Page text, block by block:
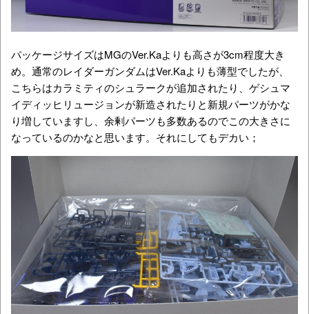
パッケージサイズはMGのVer.Kaよりも高さが3cm程度大き
め。通常のレイダーガンダムはVer.Kaよりも薄型でしたが、
こちらはカラミティのシュラークが追加されたり、ゲシュマ
イディッヒリュージョンが新造されたりと新規パーツがかな
り増していますし、余剰パーツも多数あるのでこの大きさに
なっているのかなと思います。それにしてもデカい；